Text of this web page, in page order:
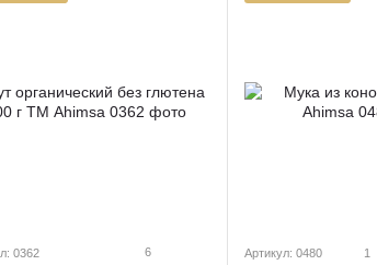
0362 6 Артикул: 0480 1